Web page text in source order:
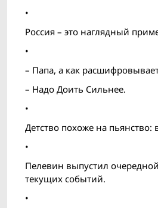
•
Россия – это наглядный
•
– Папа, а как
– Надо Доить Сильнее.
•
Детство похоже на пьянство:
•
Пелевин выпустил
текущих событий.
•